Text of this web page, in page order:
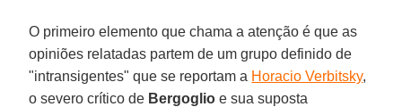
O primeiro elemento que chama a atenção é que as
opiniões relatadas partem de um grupo definido de
"intransigentes" que se reportam a Horacio Verbitsky,
o severo crítico de Bergoglio e sua suposta